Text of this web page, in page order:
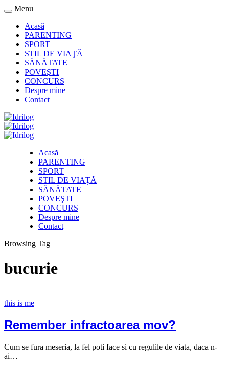
Menu
Acasă
PARENTING
SPORT
STIL DE VIAŢĂ
SĂNĂTATE
POVEŞTI
CONCURS
Despre mine
Contact
Acasă
PARENTING
SPORT
STIL DE VIAŢĂ
SĂNĂTATE
POVEŞTI
CONCURS
Despre mine
Contact
Browsing Tag
bucurie
this is me
Remember infractoarea mov?
Cum se fura meseria, la fel poti face si cu regulile de viata, daca n-
ai…